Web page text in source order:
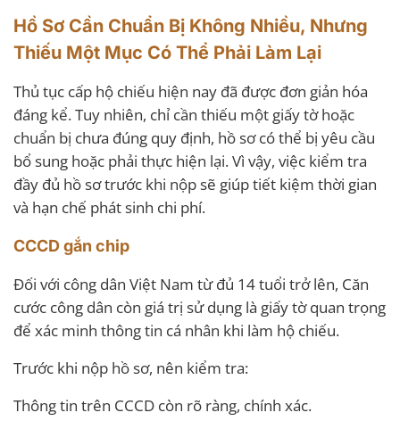
Hồ Sơ Cần Chuẩn Bị Không Nhiều, Nhưng
Thiếu Một Mục Có Thể Phải Làm Lại
Thủ tục cấp hộ chiếu hiện nay đã được đơn giản hóa
đáng kể. Tuy nhiên, chỉ cần thiếu một giấy tờ hoặc
chuẩn bị chưa đúng quy định, hồ sơ có thể bị yêu cầu
bổ sung hoặc phải thực hiện lại. Vì vậy, việc kiểm tra
đầy đủ hồ sơ trước khi nộp sẽ giúp tiết kiệm thời gian
và hạn chế phát sinh chi phí.
CCCD gắn chip
Đối với công dân Việt Nam từ đủ 14 tuổi trở lên, Căn
cước công dân còn giá trị sử dụng là giấy tờ quan trọng
để xác minh thông tin cá nhân khi làm hộ chiếu.
Trước khi nộp hồ sơ, nên kiểm tra:
Thông tin trên CCCD còn rõ ràng, chính xác.